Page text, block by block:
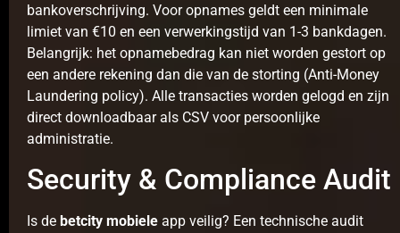
bankoverschrijving. Voor opnames geldt een minimale
limiet van €10 en een verwerkingstijd van 1-3 bankdagen.
Belangrijk: het opnamebedrag kan niet worden gestort op
een andere rekening dan die van de storting (Anti-Money
Laundering policy). Alle transacties worden gelogd en zijn
direct downloadbaar als CSV voor persoonlijke
administratie.
Security & Compliance Audit
Is de betcity mobiele app veilig? Een technische audit